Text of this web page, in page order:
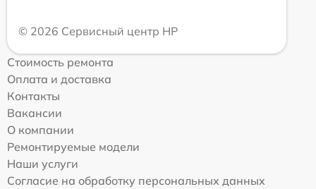
© 2026 Сервисный центр HP
Стоимость ремонта
Оплата и доставка
Контакты
Вакансии
О компании
Ремонтируемые модели
Наши услуги
Согласие на обработку персональных данных